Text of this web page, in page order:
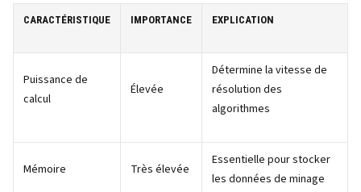
CARACTÉRISTIQUE IMPORTANCE EXPLICATION
Puissance de
calcul
Élevée
Détermine la vitesse de
résolution des
algorithmes
Mémoire Très élevée
Essentielle pour stocker
les données de minage